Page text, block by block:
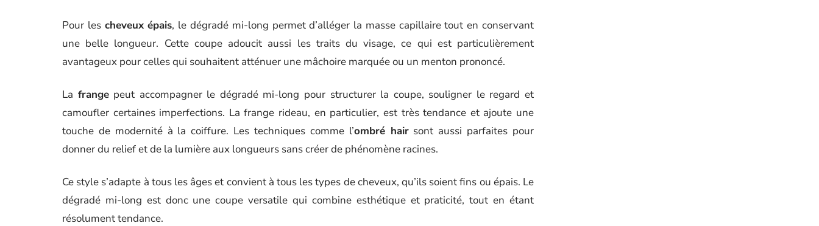
Pour les cheveux épais, le dégradé mi-long permet d’alléger la masse capillaire tout en conservant
une belle longueur. Cette coupe adoucit aussi les traits du visage, ce qui est particulièrement
avantageux pour celles qui souhaitent atténuer une mâchoire marquée ou un menton prononcé.
La frangepeut accompagner le dégradé mi-long pour structurer la coupe, souligner le regard et
camoufler certaines imperfections. La frange rideau, en particulier, est très tendance et ajoute une
touche de modernité à la coiffure. Les techniques comme l’ombré hairsont aussi parfaites pour
donner du relief et de la lumière aux longueurs sans créer de phénomène racines.
Ce style s’adapte à tous les âges et convient à tous les types de cheveux, qu’ils soient fins ou épais. Le
dégradé mi-long est donc une coupe versatile qui combine esthétique et praticité, tout en étant
résolument tendance.